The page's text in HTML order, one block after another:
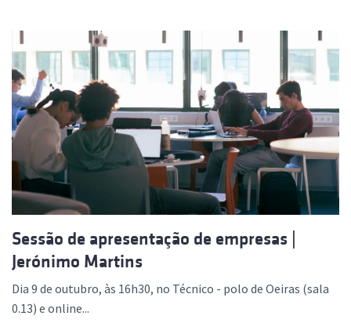
Sessão de apresentação de empresas |
Jerónimo Martins
Dia 9 de outubro, às 16h30, no Técnico - polo de Oeiras (sala
0.13) e online...